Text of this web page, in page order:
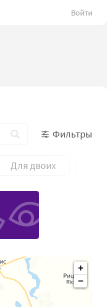
Войти
Фильтры
Для двоих
+
−